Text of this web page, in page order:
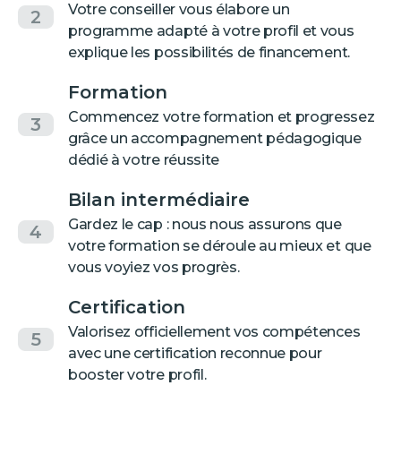
2
Votre conseiller vous élabore un
programme adapté à votre profil et vous
explique les possibilités de financement.
3
Formation
Commencez votre formation et progressez
grâce un accompagnement pédagogique
dédié à votre réussite
4
Bilan intermédiaire
Gardez le cap : nous nous assurons que
votre formation se déroule au mieux et que
vous voyiez vos progrès.
5
Certification
Valorisez officiellement vos compétences
avec une certification reconnue pour
booster votre profil.